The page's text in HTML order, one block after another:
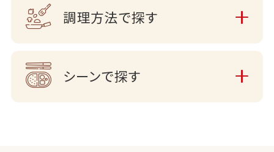
調理方法で探す
シーンで探す